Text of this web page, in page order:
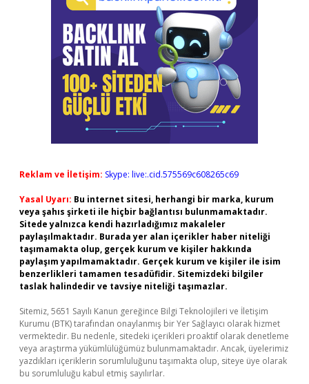
Reklam ve İletişim: Skype: live:.cid.575569c608265c69
Yasal Uyarı: Bu internet sitesi, herhangi bir marka, kurum
veya şahıs şirketi ile hiçbir bağlantısı bulunmamaktadır.
Sitede yalnızca kendi hazırladığımız makaleler
paylaşılmaktadır. Burada yer alan içerikler haber niteliği
taşımamakta olup, gerçek kurum ve kişiler hakkında
paylaşım yapılmamaktadır. Gerçek kurum ve kişiler ile isim
benzerlikleri tamamen tesadüfidir. Sitemizdeki bilgiler
taslak halindedir ve tavsiye niteliği taşımazlar.
Sitemiz, 5651 Sayılı Kanun gereğince Bilgi Teknolojileri ve İletişim
Kurumu (BTK) tarafından onaylanmış bir Yer Sağlayıcı olarak hizmet
vermektedir. Bu nedenle, sitedeki içerikleri proaktif olarak denetleme
veya araştırma yükümlülüğümüz bulunmamaktadır. Ancak, üyelerimiz
yazdıkları içeriklerin sorumluluğunu taşımakta olup, siteye üye olarak
bu sorumluluğu kabul etmiş sayılırlar.